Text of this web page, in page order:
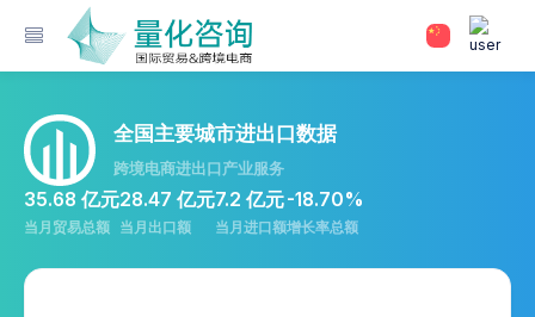
全国主要城市进出口数据
跨境电商进出口产业服务
35.68 亿元
当月贸易总额
28.47 亿元
当月出口额
7.2 亿元
当月进口额
-18.70%
增长率总额